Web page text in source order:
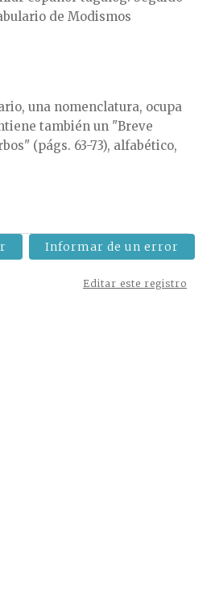
de Modismos
una nomenclatura, ocupa
también un "Breve
(págs. 63-73), alfabético,
Informar de un error
Editar este registro